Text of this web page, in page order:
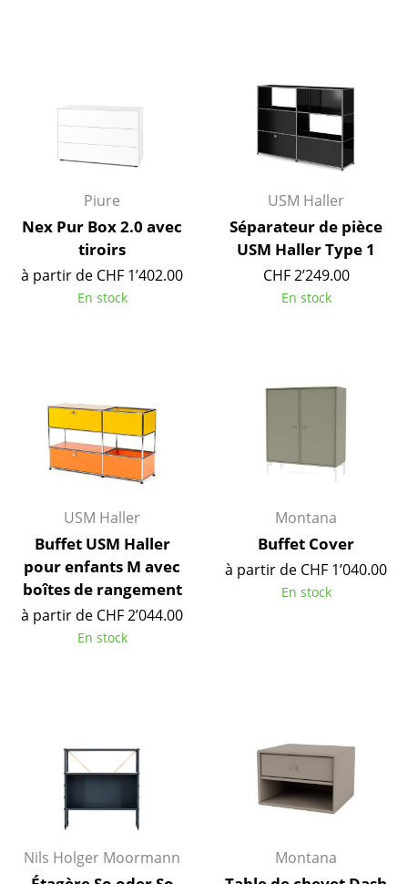
Figurines & Miniatures
Vases
Plateaux
Accessoires de bureau
Boîtes de rangement
Rideaux
... voir tous les accessoires
Maison
Salon et Salle de séjour
Cuisine & Salle à manger
Entrée & Couloir
Salle de Bain
Cellier & Buanderie
Jardin & Balcon
Piure
Nex Pur Box 2.0 avec
tiroirs
à partir de CHF 1’402.00
En stock
USM Haller
Séparateur de pièce
USM Haller Type 1
CHF 2’249.00
En stock
USM Haller
Buffet USM Haller
pour enfants M avec
boîtes de rangement
à partir de CHF 2’044.00
En stock
Montana
Buffet Cover
à partir de CHF 1’040.00
En stock
Nils Holger Moormann Montana